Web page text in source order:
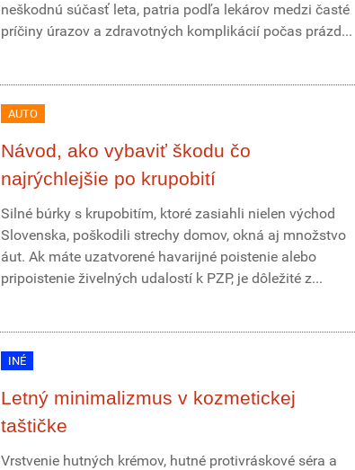
neškodnú súčasť leta, patria podľa lekárov medzi časté
príčiny úrazov a zdravotných komplikácií počas prázd...
AUTO
Návod, ako vybaviť škodu čo
najrýchlejšie po krupobití
Silné búrky s krupobitím, ktoré zasiahli nielen východ
Slovenska, poškodili strechy domov, okná aj množstvo
áut. Ak máte uzatvorené havarijné poistenie alebo
pripoistenie živelných udalostí k PZP, je dôležité z...
INÉ
Letný minimalizmus v kozmetickej
taštičke
Vrstvenie hutných krémov, hutné protivráskové séra a